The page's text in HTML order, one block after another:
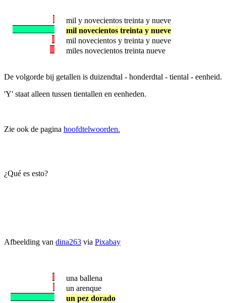
mil y novecientos treinta y nueve
mil novecientos treinta y nueve
mil novecientos y treinta y nueve
miles novecientos treinta nueve
De volgorde bij getallen is duizendtal - honderdtal - tiental - eenheid.
'Y' staat alleen tussen tientallen en eenheden.
Zie ook de pagina hoofdtelwoorden.
¿Qué es esto?
Afbeelding van dina263 via Pixabay
una ballena
un arenque
un pez dorado